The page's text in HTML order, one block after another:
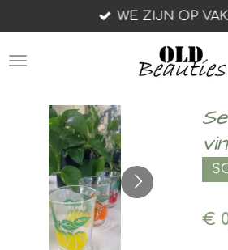
direct
naar
WE ZIJN OP
€